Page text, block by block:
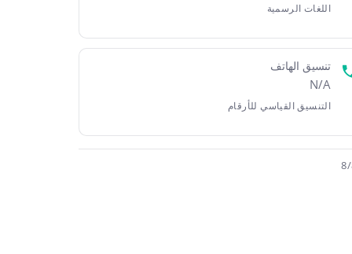
اللغات الرسمية
تنسيق الهاتف
N/A
التنسيق القياسي للأرقام